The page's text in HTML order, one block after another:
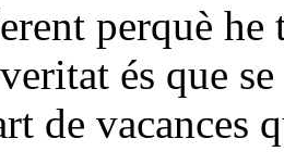
perquè
és que
de vacances